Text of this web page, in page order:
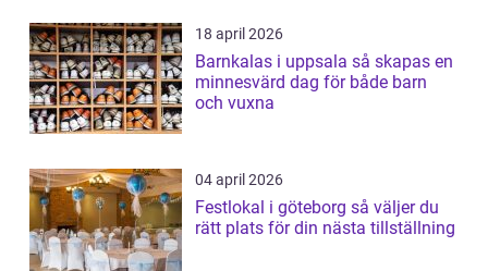
18 april 2026
Barnkalas i uppsala så skapas en
minnesvärd dag för både barn
och vuxna
04 april 2026
Festlokal i göteborg så väljer du
rätt plats för din nästa tillställning